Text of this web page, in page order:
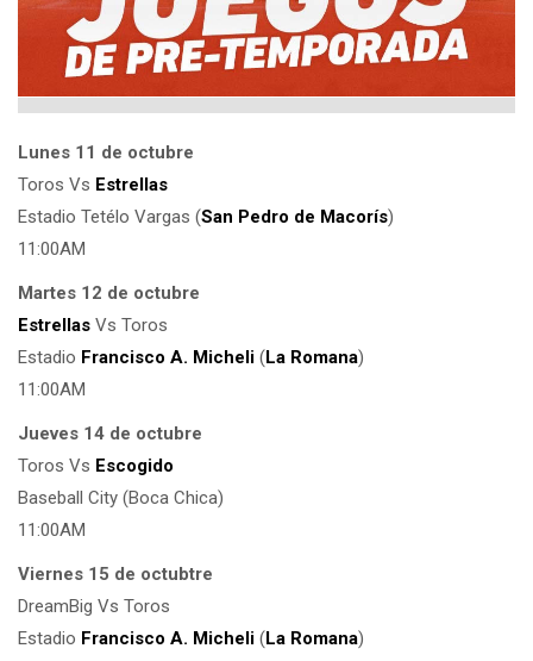
Lunes 11 de octubre
Toros Vs Estrellas
Estadio Tetélo Vargas (San Pedro de Macorís)
11:00AM
Martes 12 de octubre
Estrellas Vs Toros
Estadio Francisco A. Micheli (La Romana)
11:00AM
Jueves 14 de octubre
Toros Vs Escogido
Baseball City (Boca Chica)
11:00AM
Viernes 15 de octubtre
DreamBig Vs Toros
Estadio Francisco A. Micheli (La Romana)